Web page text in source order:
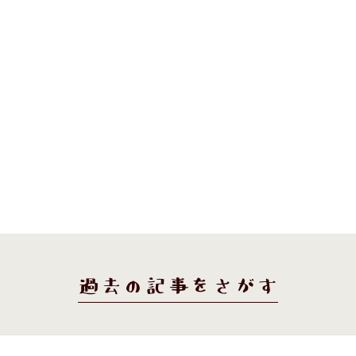
過去の記事をさがす